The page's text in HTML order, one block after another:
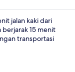
jalan kaki dari
15 menit
transportasi